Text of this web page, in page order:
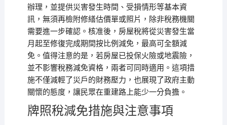
辦理，並提供災害發生時間、受損情形等基本資
訊，無須再檢附修繕估價單或照片，除非稅務機關
需要進一步確認。核准後，房屋稅將從災害發生當
月起至修復完成期間按比例減免，最高可全額減
免。值得注意的是，若房屋已投保火險或地震險，
並不影響稅務減免資格，兩者可同時適用。這項措
施不僅減輕了災戶的財務壓力，也展現了政府主動
關懷的態度，讓民眾在重建路上能少一分負擔。
牌照稅減免措施與注意事項